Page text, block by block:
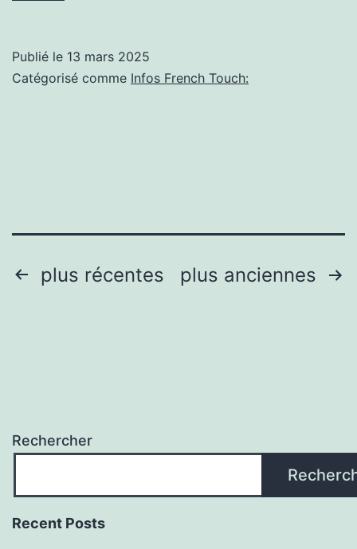
de
personnes
dans
Publié le 13 mars 2025
Catégorisé comme Infos French Touch:
Pagination
plus récentes plus anciennes
Rechercher
Recent Posts